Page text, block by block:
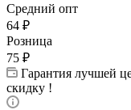
Средний опт
64 ₽
Розница
75 ₽
Гарантия лучшей
скидку !